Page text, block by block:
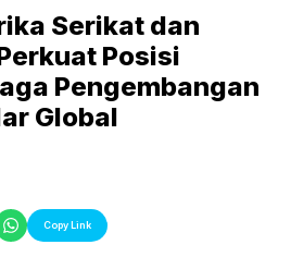
Serikat dan
Posisi
Pengembangan
Global
Copy Link